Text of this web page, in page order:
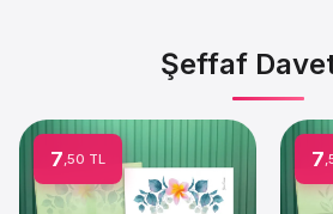
Şeffaf
7 ,50 TL 7